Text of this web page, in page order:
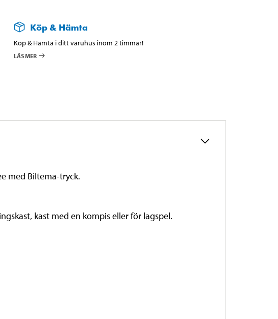
Köp & Hämta
Köp & Hämta i ditt varuhus inom 2 timmar!
LÄS MER
med Biltema-tryck.
kast med en kompis eller för lagspel.